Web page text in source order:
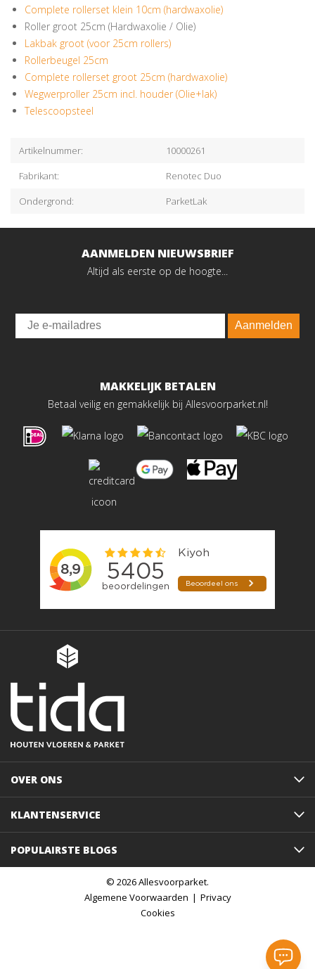
Complete rollerset klein 10cm (hardwaxolie)
Roller groot 25cm (Hardwaxolie / Olie)
Lakbak groot (voor 25cm rollers)
Rollerbeugel 25cm
Complete rollerset groot 25cm (hardwaxolie)
Wegwerproller 25cm incl. houder (Olie+lak)
Telescoopsteel
Artikelnummer:
10000261
Fabrikant:
Renotec Duo
Ondergrond:
ParketLak
AANMELDEN NIEUWSBRIEF
Altijd als eerste op de hoogte...
Email
Aanmelden
MAKKELIJK BETALEN
Betaal veilig en gemakkelijk bij Allesvoorparket.nl!
OVER ONS
KLANTENSERVICE
POPULAIRSTE BLOGS
© 2026 Allesvoorparket.
Algemene Voorwaarden
Privacy
Cookies